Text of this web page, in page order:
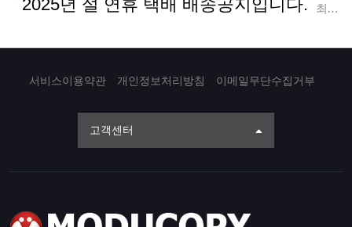
최고관리자
서비스이용약관 개인정보처리방침 이메일무단수집거부
고객센터